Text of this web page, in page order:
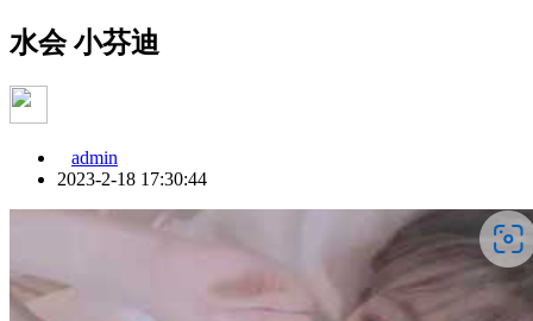
水会 小芬迪
admin
2023-2-18 17:30:44